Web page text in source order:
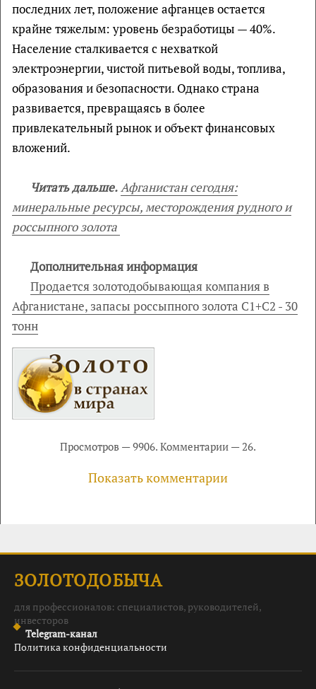
последних лет, положение афганцев остается
крайне тяжелым: уровень безработицы — 40%.
Население сталкивается с нехваткой
электроэнергии, чистой питьевой воды, топлива,
образования и безопасности. Однако страна
развивается, превращаясь в более
привлекательный рынок и объект финансовых
вложений.
Читать дальше.Афганистан сегодня:
минеральные ресурсы, месторождения рудного и
россыпного золота
Дополнительная информация
Продается золотодобывающая компания в
Афганистане, запасы россыпного золота С1+С2 - 30
тонн
Просмотров — 9906. Комментарии — 26.
Показать комментарии
ЗОЛОТОДОБЫЧА
для профессионалов: специалистов, руководителей,
инвесторов
Telegram-канал
Политика конфиденциальности